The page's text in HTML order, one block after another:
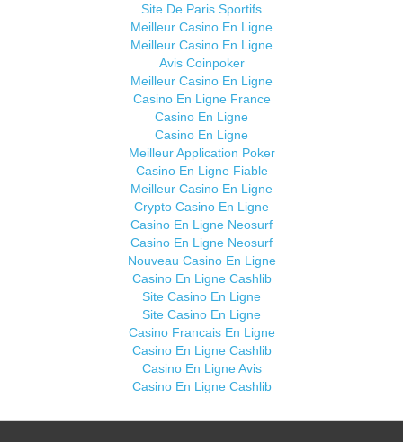
Site De Paris Sportifs
Meilleur Casino En Ligne
Meilleur Casino En Ligne
Avis Coinpoker
Meilleur Casino En Ligne
Casino En Ligne France
Casino En Ligne
Casino En Ligne
Meilleur Application Poker
Casino En Ligne Fiable
Meilleur Casino En Ligne
Crypto Casino En Ligne
Casino En Ligne Neosurf
Casino En Ligne Neosurf
Nouveau Casino En Ligne
Casino En Ligne Cashlib
Site Casino En Ligne
Site Casino En Ligne
Casino Francais En Ligne
Casino En Ligne Cashlib
Casino En Ligne Avis
Casino En Ligne Cashlib